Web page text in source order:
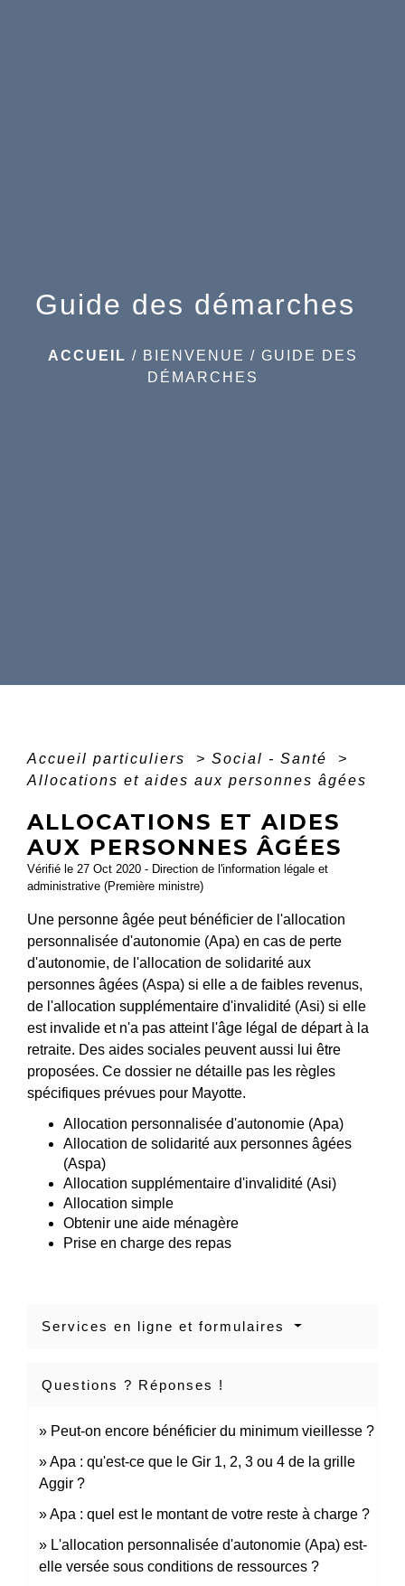
Guide des démarches
ACCUEIL / BIENVENUE / GUIDE DES
DÉMARCHES
Accueil particuliers > Social - Santé
>
Allocations et aides aux personnes âgées
ALLOCATIONS ET AIDES
AUX PERSONNES ÂGÉES
Vérifié le 27 Oct 2020 - Direction de l'information légale et
administrative (Première ministre)
Une personne âgée peut bénéficier de l'allocation
personnalisée d'autonomie (Apa) en cas de perte
d'autonomie, de l'allocation de solidarité aux
personnes âgées (Aspa) si elle a de faibles revenus,
de l'allocation supplémentaire d'invalidité (Asi) si elle
est invalide et n'a pas atteint l'âge légal de départ à la
retraite. Des aides sociales peuvent aussi lui être
proposées. Ce dossier ne détaille pas les règles
spécifiques prévues pour Mayotte.
Allocation personnalisée d'autonomie (Apa)
Allocation de solidarité aux personnes âgées
(Aspa)
Allocation supplémentaire d'invalidité (Asi)
Allocation simple
Obtenir une aide ménagère
Prise en charge des repas
Services en ligne et formulaires
Questions ? Réponses !
Peut-on encore bénéficier du minimum vieillesse ?
Apa : qu'est-ce que le Gir 1, 2, 3 ou 4 de la grille
Aggir ?
Apa : quel est le montant de votre reste à charge ?
L'allocation personnalisée d'autonomie (Apa) est-
elle versée sous conditions de ressources ?